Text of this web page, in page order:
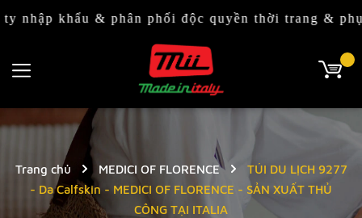
& phân phối độc quyền thời trang & phụ kiện
Trang chủ MEDICI OF FLORENCE
TÚI DU LỊCH 9277
- Da Calfskin - MEDICI OF FLORENCE - SẢN XUẤT THỦ
CÔNG TẠI ITALIA